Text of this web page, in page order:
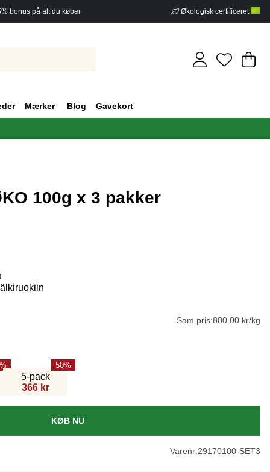
bonus på alt du køber Økologisk certificeret
.
Mærker Blog Gavekort
100g x 3 pakker
Sam.pris:880.00 kr/kg
5-pack
366 kr
50
KØB NU
Varenr:29170100-SET3